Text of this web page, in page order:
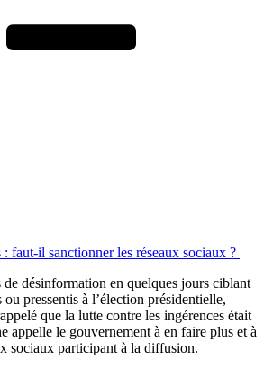
: faut-il sanctionner les réseaux sociaux ?
désinformation en quelques jours ciblant
ou pressentis à l’élection présidentielle,
que la lutte contre les ingérences était
appelle le gouvernement à en faire plus et à
sociaux participant à la diffusion.